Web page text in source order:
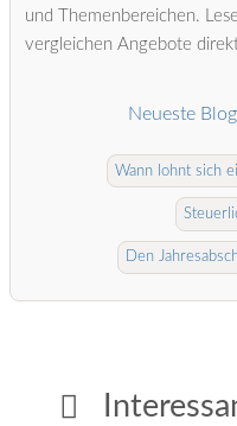
und Themenbereichen.
vergleichen Angebote
Neueste
Wann lohnt sich
Den